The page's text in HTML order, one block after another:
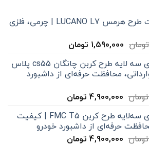
قاب ریموت طرح هرمس LUCANO L7 | چرمی، فلزی
تومان قیمت
2,000,000 تومان
بود.
1,590,000 تومانقیمت
1,590,000 تومان
است.
روداشبوردی سه‌ لایه طرح کربن چانگان cs55 پلاس
محافظت حرفه‌ای از داشبورد
تومان قیمت
7,000,000 تومان
بود.
4,900,000 تومانقیمت
4,900,000 تومان
است.
روداشبوردی سه‌لایه طرح کربن FMC T5 | کیفیت
حرفه‌ای از داشبورد خودرو
تومان قیمت
4,900,000 تومانقیمت